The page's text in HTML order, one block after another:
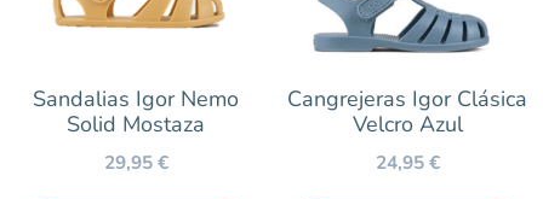
Sandalias Igor Nemo
Solid Mostaza
29,95€
Cangrejeras Igor Clásica
Velcro Azul
24,95€